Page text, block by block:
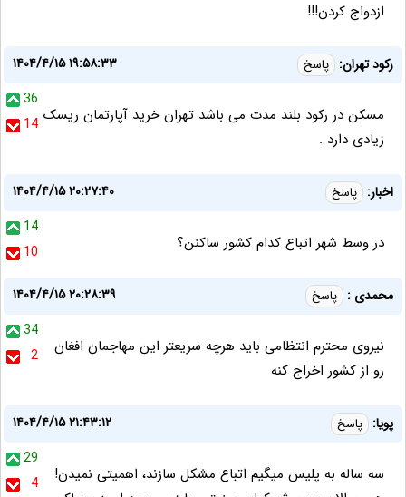
ازدواج کردن!!!
رکود تهران: پاسخ
۱۴۰۴/۴/۱۵ ۱۹:۵۸:۳۳
36
14 مسکن در رکود بلند مدت می باشد تهران خرید آپارتمان ریسک
زیادی دارد .
اخبار: پاسخ
۱۴۰۴/۴/۱۵ ۲۰:۲۷:۴۰
14
10
در وسط شهر اتباع کدام کشور ساکنن؟
محمدی : پاسخ
۱۴۰۴/۴/۱۵ ۲۰:۲۸:۳۹
34
2
نیروی محترم انتظامی باید هرچه سریعتر این مهاجمان افغان
رو از کشور اخراج کنه
پویا: پاسخ
۱۴۰۴/۴/۱۵ ۲۱:۴۳:۱۲
29
4
سه ساله به پلیس میگیم اتباع مشکل سازند، اهمیتی نمیدن!